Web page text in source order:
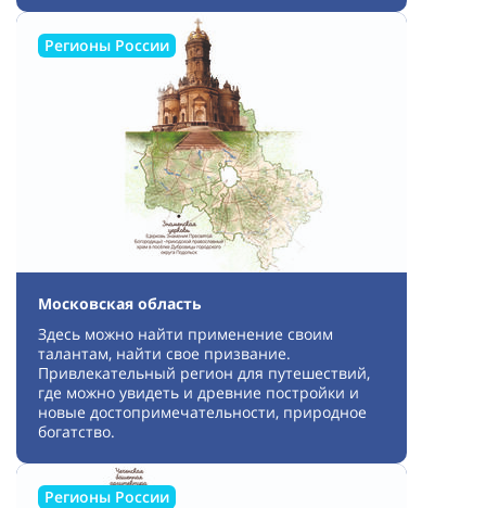
Регионы России
Московская область
Здесь можно найти применение своим
талантам, найти свое призвание.
Привлекательный регион для путешествий,
где можно увидеть и древние постройки и
новые достопримечательности, природное
богатство.
Регионы России